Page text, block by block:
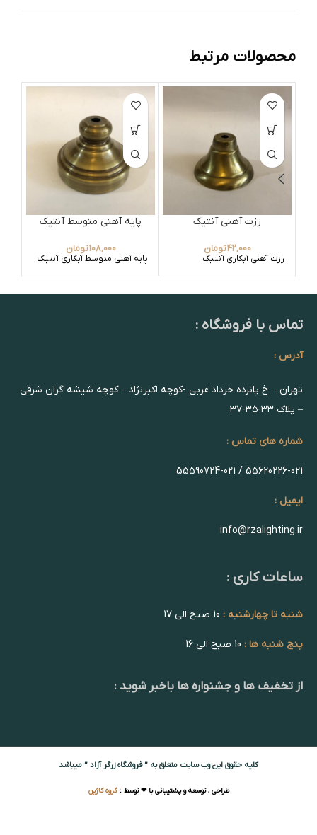
محصولات مرتبط
رزت آهنی آنتیک
42,000تومان
رزت آهنی آبکاری آنتیک
پایه آهنی متوسط آنتیک
108,000تومان
پایه آهنی متوسط آبکاری آنتیک
تماس با فروشگاه :
آدرس :
تهران – خ پانزده خرداد غربی -کوچه اکبرنژاد – کوچه شیشه گران شرقی
– پلاک ۳۳-۳۵-۳۷
شماره های تماس :
55620226-021 / 55590724-021
ایمیل :
info@rzalighting.ir
ساعات کاری :
شنبه تا چهارشنبه :
پنج شنبه ها :
از تخفیف ها و جشنواره ها باخبر شوید :
کلیه حقوق این وب سایت متعلق به ” فروشگاه زرگر آزاد ” میباشد
طراحی ، توسعه و پشتیبانی با ❤ توسط :گروه کاژین